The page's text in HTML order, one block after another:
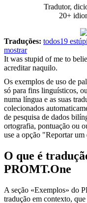
Tradutor,
20+
Traduções: todos19
mostrar
It was stupid of me to
acreditar naquilo.
Os exemplos de uso de
só para fins linguísticos,
numa língua e as suas
colecionados
de pesquisa de dados
ortografia, pontuação ou
use a opção "Reportar
O que é
PROMT.One
A seção «Exemplos» do
tradução em contexto,